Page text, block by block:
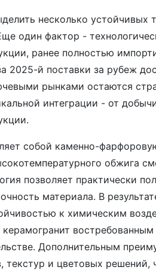
несколько устойчивых
один фактор -
ранее полностью
2025-й поставки за рубеж
рынками остаются
интеграции - от
собой каменно-
обжига
позволяет практически
материала. В
к химическим
Дополнительным
текстур и цветовых решений,